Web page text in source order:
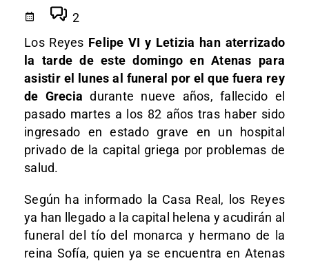
2
Los Reyes Felipe VI y Letizia han aterrizado
la tarde de este domingo en Atenas para
asistir el lunes al funeral por el que fuera rey
de Grecia durante nueve años, fallecido el
pasado martes a los 82 años tras haber sido
ingresado en estado grave en un hospital
privado de la capital griega por problemas de
salud.
Según ha informado la Casa Real, los Reyes
ya han llegado a la capital helena y acudirán al
funeral del tío del monarca y hermano de la
reina Sofía, quien ya se encuentra en Atenas